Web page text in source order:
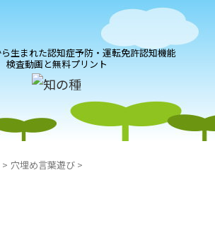
生まれた認知症予防・運転免許認知機能
検査動画と無料プリント
> 穴埋め言葉遊び >